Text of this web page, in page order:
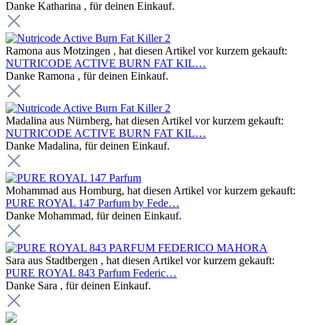
Danke Katharina , für deinen Einkauf.
Ramona aus Motzingen , hat diesen Artikel vor kurzem gekauft:
NUTRICODE ACTIVE BURN FAT KIL…
Danke Ramona , für deinen Einkauf.
Madalina aus Nürnberg, hat diesen Artikel vor kurzem gekauft:
NUTRICODE ACTIVE BURN FAT KIL…
Danke Madalina, für deinen Einkauf.
Mohammad aus Homburg, hat diesen Artikel vor kurzem gekauft:
PURE ROYAL 147 Parfum by Fede…
Danke Mohammad, für deinen Einkauf.
Sara aus Stadtbergen , hat diesen Artikel vor kurzem gekauft:
PURE ROYAL 843 Parfum Federic…
Danke Sara , für deinen Einkauf.